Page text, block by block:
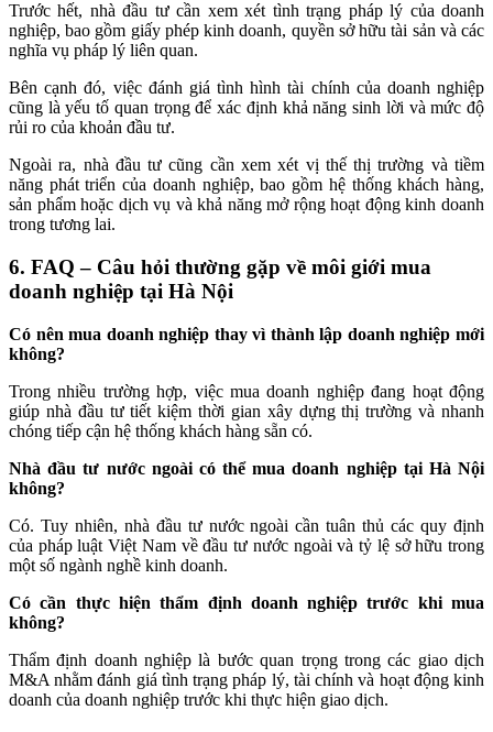
Trước hết, nhà đầu tư cần xem xét tình trạng pháp lý của doanh
nghiệp, bao gồm giấy phép kinh doanh, quyền sở hữu tài sản và các
nghĩa vụ pháp lý liên quan.
Bên cạnh đó, việc đánh giá tình hình tài chính của doanh nghiệp
cũng là yếu tố quan trọng để xác định khả năng sinh lời và mức độ
rủi ro của khoản đầu tư.
Ngoài ra, nhà đầu tư cũng cần xem xét vị thế thị trường và tiềm
năng phát triển của doanh nghiệp, bao gồm hệ thống khách hàng,
sản phẩm hoặc dịch vụ và khả năng mở rộng hoạt động kinh doanh
trong tương lai.
6. FAQ – Câu hỏi thường gặp về môi giới mua
doanh nghiệp tại Hà Nội
Có nên mua doanh nghiệp thay vì thành lập doanh nghiệp mới
không?
Trong nhiều trường hợp, việc mua doanh nghiệp đang hoạt động
giúp nhà đầu tư tiết kiệm thời gian xây dựng thị trường và nhanh
chóng tiếp cận hệ thống khách hàng sẵn có.
Nhà đầu tư nước ngoài có thể mua doanh nghiệp tại Hà Nội
không?
Có. Tuy nhiên, nhà đầu tư nước ngoài cần tuân thủ các quy định
của pháp luật Việt Nam về đầu tư nước ngoài và tỷ lệ sở hữu trong
một số ngành nghề kinh doanh.
Có cần thực hiện thẩm định doanh nghiệp trước khi mua
không?
Thẩm định doanh nghiệp là bước quan trọng trong các giao dịch
M&A nhằm đánh giá tình trạng pháp lý, tài chính và hoạt động kinh
doanh của doanh nghiệp trước khi thực hiện giao dịch.